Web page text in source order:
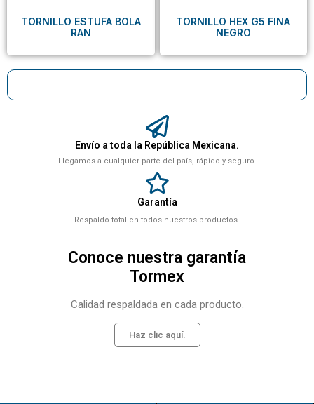
Envío a toda la República Mexicana.
Llegamos a cualquier parte del país, rápido y seguro.
Garantía
Respaldo total en todos nuestros productos.
Conoce nuestra garantía
Tormex
Calidad respaldada en cada producto.
Haz clic aquí.
TORNILLO ESTUFA BOLA
RAN
TORNILLO HEX G5 FINA
NEGRO